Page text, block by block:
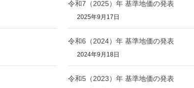
令和7（2025）年 基準地価の発表
2025年9月17日
令和6（2024）年 基準地価の発表
2024年9月18日
令和5（2023）年 基準地価の発表